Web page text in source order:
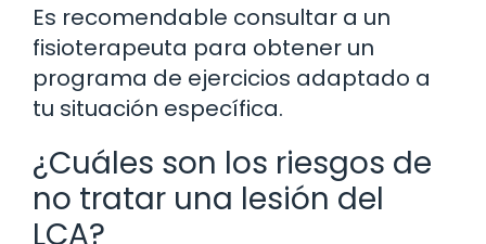
Es recomendable consultar a un
fisioterapeuta para obtener un
programa de ejercicios adaptado a
tu situación específica.
¿Cuáles son los riesgos de
no tratar una lesión del
LCA?